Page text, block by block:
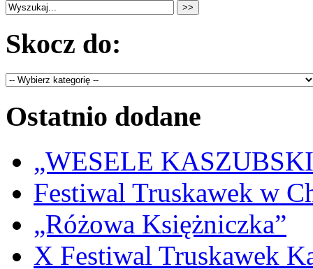
Skocz do:
Ostatnio dodane
„WESELE
Festiwal Truskawek w
„Różowa Księżniczka”
X Festiwal Truskawek